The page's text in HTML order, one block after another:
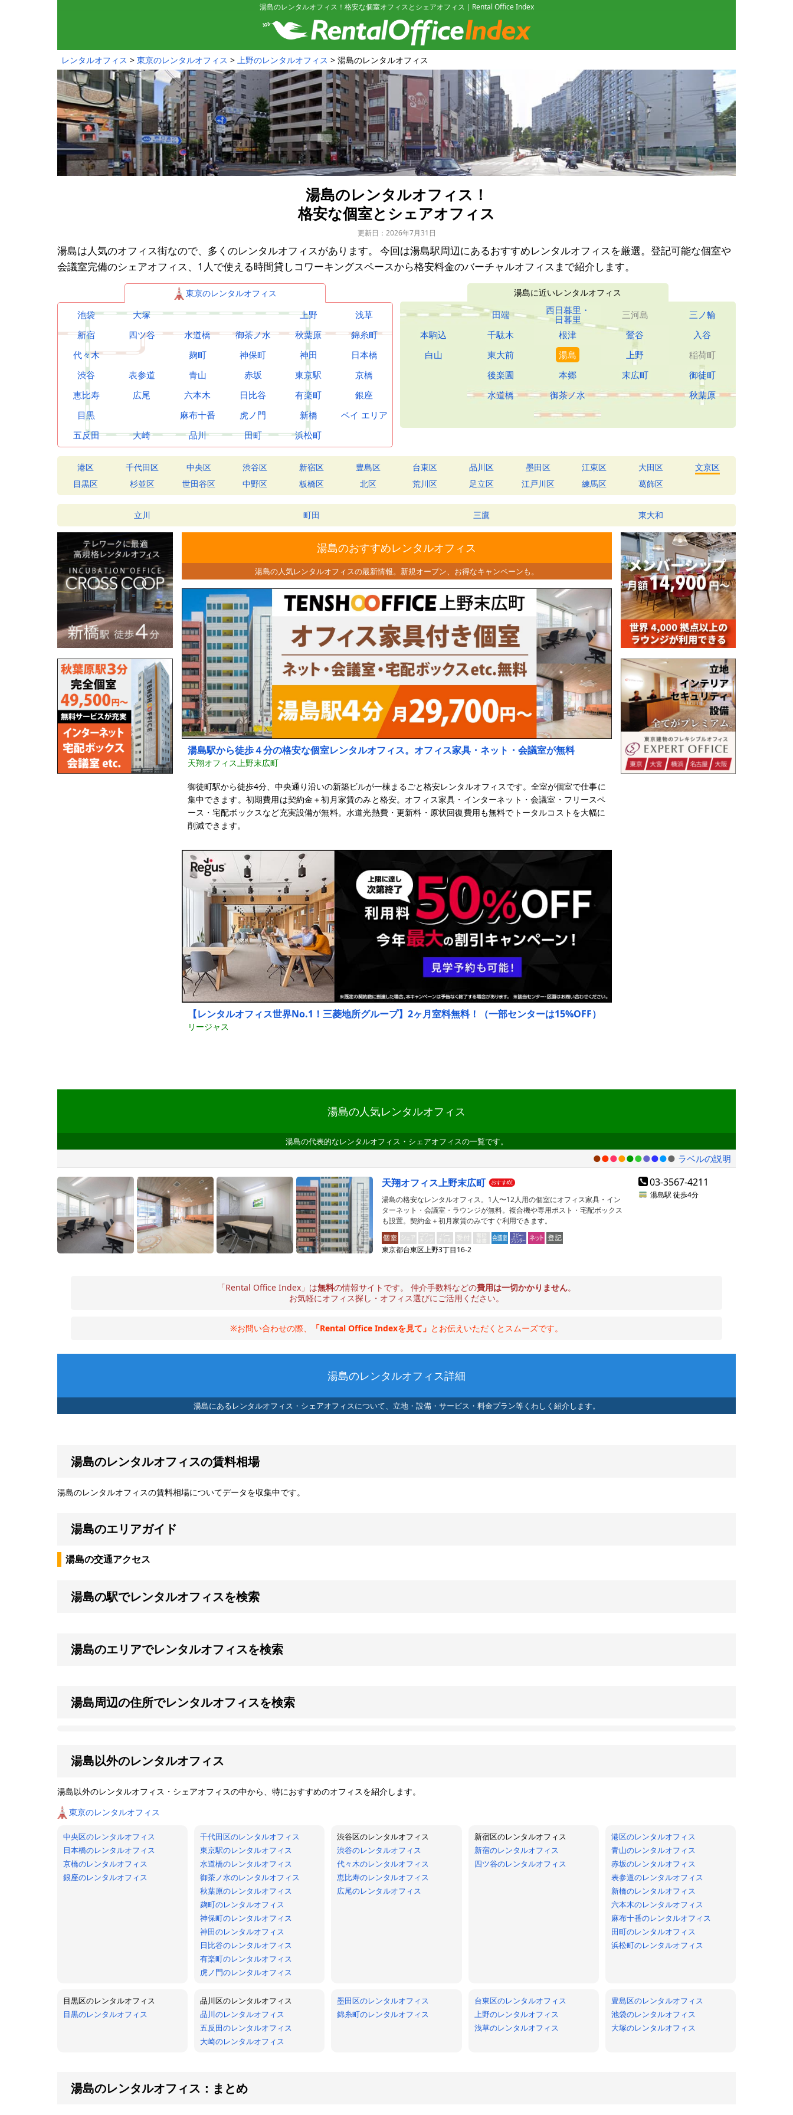
湯島のレンタルオフィス！格安な個室オフィスとシェアオフィス｜Rental Office Index
レンタルオフィス 東京のレンタルオフィス 上野のレンタルオフィス 湯島のレンタルオフィス
湯島のレンタルオフィス！
格安な個室とシェアオフィス
更新日：2026年7月31日
湯島は人気のオフィス街なので、多くのレンタルオフィスがあります。
今回は湯島駅周辺にあるおすすめレンタルオフィスを厳選。登記可能な個室や
会議室完備のシェアオフィス、1人で使える時間貸しコワーキングスペースから格安料金のバーチャルオフィスまで紹介します。
港区 千代田区 中央区 渋谷区 新宿区 豊島区 台東区 品川区 墨田区 江東区 大田区
文京区
目黒区
杉並区 世田谷区 中野区 板橋区 北区 荒川区 足立区 江戸川区 練馬区 葛飾区
立川 町田 三鷹 東大和
東京のレンタルオフィス
池袋 大塚 上野
浅草
新宿
四ツ谷 水道橋 御茶ノ水 秋葉原
錦糸町
代々木
麹町 神保町 神田
日本橋
渋谷
表参道 青山 赤坂 東京駅
京橋
恵比寿
広尾 六本木 日比谷 有楽町
銀座
目黒
麻布十番 虎ノ門 新橋 ベイ エリア
五反田
大崎 品川 田町 浜松町
湯島に近いレンタルオフィス
田端 西日暮里 ・
日暮里
三河島
三ノ輪
本駒込
千駄木 根津 鶯谷
入谷
白山
東大前 湯島 上野
稲荷町
後楽園
本郷 末広町
御徒町
水道橋
御茶ノ水 秋葉原
湯島のおすすめレンタルオフィス
湯島の人気レンタルオフィスの最新情報。 新規オープン、お得なキャンペーンも。
湯島駅から徒歩４分の格安な個室レンタルオフィス。オフィス家具・ネット・会議室が無料
天翔オフィス上野末広町
御徒町駅から徒歩4分、中央通り沿いの新築ビルが一棟まるごと格安レンタルオフィスです。全室が個室で仕事に
集中できます。初期費用は契約金＋初月家賃のみと格安。オフィス家具・インターネット・会議室・フリースペ
ース・宅配ボックスなど充実設備が無料。水道光熱費・更新料・原状回復費用も無料でトータルコストを大幅に
削減できます。
【レンタルオフィス世界No.1！三菱地所グループ】2ヶ月室料無料！（一部センターは15%OFF）
リージャス
湯島の人気レンタルオフィス
湯島の代表的なレンタルオフィス・シェアオフィスの一覧です。
●●●●●●●●●● ラベルの説明
天翔オフィス上野末広町
湯島の格安なレンタルオフィス。1人〜12人用の個室にオフィス家具・イン
ターネット・会議室・ラウンジが無料。複合機や専用ポスト・宅配ボックス
も設置。契約金＋初月家賃のみですぐ利用できます。
東京都台東区上野3丁目16-2
03-3567-4211
湯島駅 徒歩4分
「Rental Office Index」は無料の情報サイトです。 仲介手数料などの費用は一切かかりません。
お気軽にオフィス探し・オフィス選びにご活用ください。
※お問い合わせの際、 「Rental Office Indexを見て」 とお伝えいただくとスムーズです。
湯島のレンタルオフィス詳細
湯島にあるレンタルオフィス・シェアオフィスについて、 立地・設備・サービス・料金プラン等くわしく紹介します。
湯島のレンタルオフィスの賃料相場
湯島のレンタルオフィスの賃料相場についてデータを収集中です。
湯島のエリアガイド
湯島の交通アクセス
湯島の駅でレンタルオフィスを検索
湯島のエリアでレンタルオフィスを検索
湯島周辺の住所でレンタルオフィスを検索
湯島以外のレンタルオフィス
湯島以外のレンタルオフィス・シェアオフィスの中から、特におすすめのオフィスを紹介します。
東京のレンタルオフィス
港区のレンタルオフィス
青山のレンタルオフィス
赤坂のレンタルオフィス
表参道のレンタルオフィス
新橋のレンタルオフィス
六本木のレンタルオフィス
麻布十番のレンタルオフィス
田町のレンタルオフィス
浜松町のレンタルオフィス
新宿区のレンタルオフィス
新宿のレンタルオフィス
四ツ谷のレンタルオフィス
渋谷区のレンタルオフィス
渋谷のレンタルオフィス
代々木のレンタルオフィス
恵比寿のレンタルオフィス
広尾のレンタルオフィス
千代田区のレンタルオフィス
東京駅のレンタルオフィス
水道橋のレンタルオフィス
御茶ノ水のレンタルオフィス
秋葉原のレンタルオフィス
麹町のレンタルオフィス
神保町のレンタルオフィス
神田のレンタルオフィス
日比谷のレンタルオフィス
有楽町のレンタルオフィス
虎ノ門のレンタルオフィス
中央区のレンタルオフィス
日本橋のレンタルオフィス
京橋のレンタルオフィス
銀座のレンタルオフィス
豊島区のレンタルオフィス
池袋のレンタルオフィス
大塚のレンタルオフィス
台東区のレンタルオフィス
上野のレンタルオフィス
浅草のレンタルオフィス
墨田区のレンタルオフィス
錦糸町のレンタルオフィス
品川区のレンタルオフィス
品川のレンタルオフィス
五反田のレンタルオフィス
大崎のレンタルオフィス
目黒区のレンタルオフィス
目黒のレンタルオフィス
湯島のレンタルオフィス：まとめ